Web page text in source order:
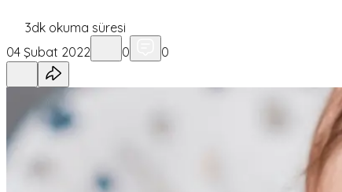
3dk okuma süresi
04 Şubat 2022
0 0